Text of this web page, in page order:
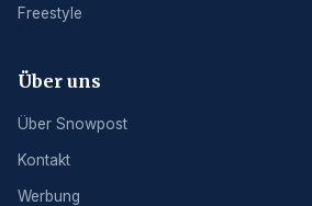
Freestyle
Über uns
Über Snowpost
Kontakt
Werbung